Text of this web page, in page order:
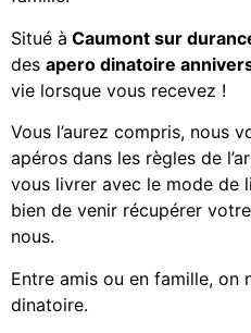
Situé à Caumont sur
des apero dinatoire
vie lorsque vous recevez !
Vous l’aurez compris, nous
apéros dans les règles de
vous livrer avec le mode de
bien de venir récupérer
nous.
Entre amis ou en famille, on
dinatoire.